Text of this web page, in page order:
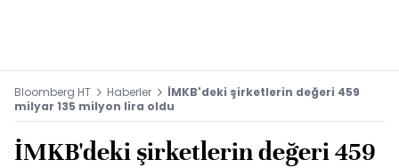
Bloomberg HT Haberler
İMKB'deki şirketlerin değeri 459
milyar 135 milyon lira oldu
İMKB'deki şirketlerin değeri 459